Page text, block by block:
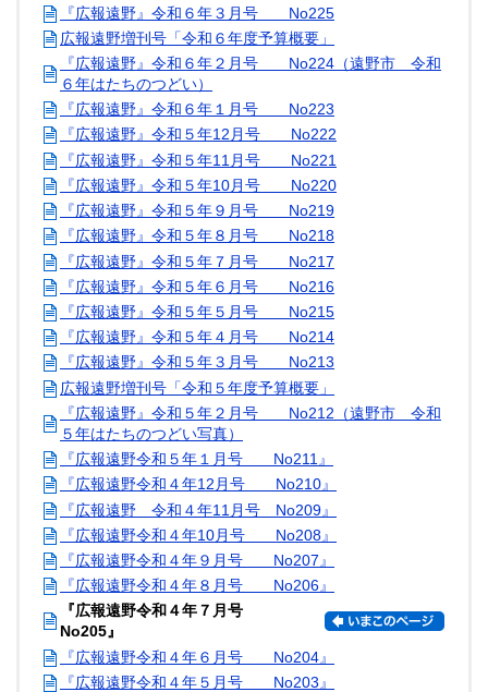
『広報遠野』令和６年３月号 No225
広報遠野増刊号「令和６年度予算概要」
『広報遠野』令和６年２月号 No224（遠野市 令和
６年はたちのつどい）
『広報遠野』令和６年１月号 No223
『広報遠野』令和５年12月号 No222
『広報遠野』令和５年11月号 No221
『広報遠野』令和５年10月号 No220
『広報遠野』令和５年９月号 No219
『広報遠野』令和５年８月号 No218
『広報遠野』令和５年７月号 No217
『広報遠野』令和５年６月号 No216
『広報遠野』令和５年５月号 No215
『広報遠野』令和５年４月号 No214
『広報遠野』令和５年３月号 No213
広報遠野増刊号「令和５年度予算概要」
『広報遠野』令和５年２月号 No212（遠野市 令和
５年はたちのつどい写真）
『広報遠野令和５年１月号 No211』
『広報遠野令和４年12月号 No210』
『広報遠野 令和４年11月号 No209』
『広報遠野令和４年10月号 No208』
『広報遠野令和４年９月号 No207』
『広報遠野令和４年８月号 No206』
『広報遠野令和４年７月号
No205』
『広報遠野令和４年６月号 No204』
『広報遠野令和４年５月号 No203』